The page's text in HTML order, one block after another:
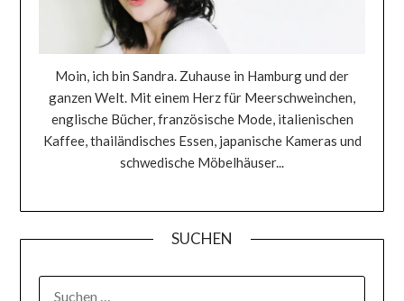
Moin, ich bin Sandra. Zuhause in Hamburg und der
ganzen Welt. Mit einem Herz für Meerschweinchen,
englische Bücher, französische Mode, italienischen
Kaffee, thailändisches Essen, japanische Kameras und
schwedische Möbelhäuser...
SUCHEN